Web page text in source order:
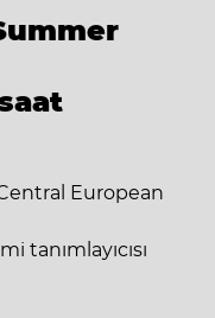
European
tanımlayıcısı